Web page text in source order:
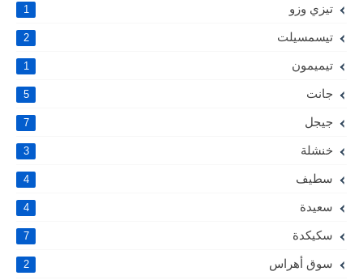
تيزي وزو 1
تيسمسيلت 2
تيميمون 1
جانت 5
جيجل 7
خنشلة 3
سطيف 4
سعيدة 4
سكيكدة 7
سوق أهراس 2